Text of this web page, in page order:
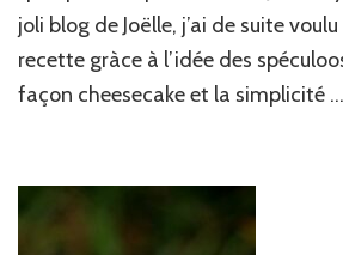
joli blog de Joëlle, j’ai de suite
recette gràce à l’idée des
façon cheesecake et la simplicité …